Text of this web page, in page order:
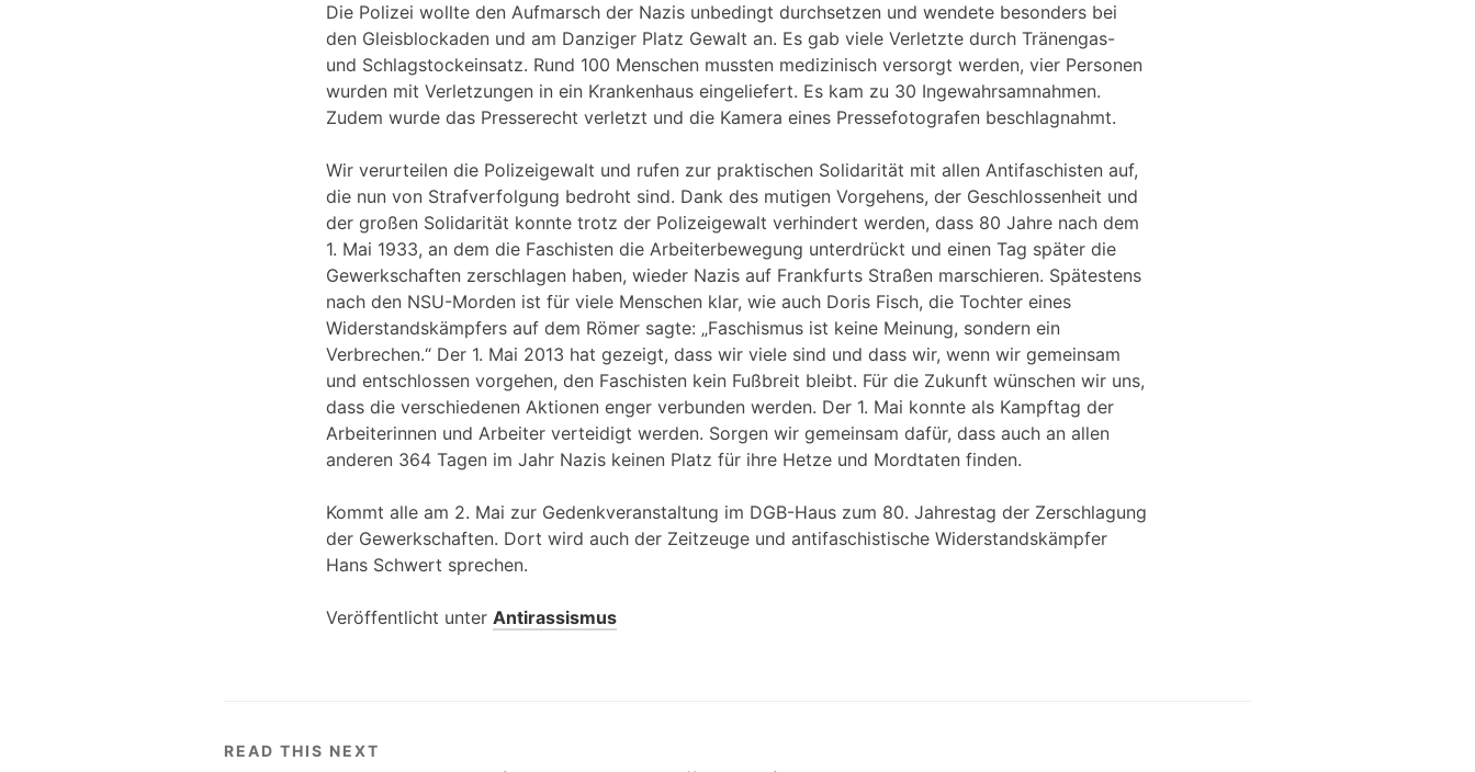
Die Polizei wollte den Aufmarsch der Nazis unbedingt durchsetzen und wendete besonders bei
den Gleisblockaden und am Danziger Platz Gewalt an. Es gab viele Verletzte durch Tränengas-
und Schlagstockeinsatz. Rund 100 Menschen mussten medizinisch versorgt werden, vier Personen
wurden mit Verletzungen in ein Krankenhaus eingeliefert. Es kam zu 30 Ingewahrsamnahmen.
Zudem wurde das Presserecht verletzt und die Kamera eines Pressefotografen beschlagnahmt.
Wir verurteilen die Polizeigewalt und rufen zur praktischen Solidarität mit allen Antifaschisten auf,
die nun von Strafverfolgung bedroht sind. Dank des mutigen Vorgehens, der Geschlossenheit und
der großen Solidarität konnte trotz der Polizeigewalt verhindert werden, dass 80 Jahre nach dem
1. Mai 1933, an dem die Faschisten die Arbeiterbewegung unterdrückt und einen Tag später die
Gewerkschaften zerschlagen haben, wieder Nazis auf Frankfurts Straßen marschieren. Spätestens
nach den NSU-Morden ist für viele Menschen klar, wie auch Doris Fisch, die Tochter eines
Widerstandskämpfers auf dem Römer sagte: „Faschismus ist keine Meinung, sondern ein
Verbrechen.“ Der 1. Mai 2013 hat gezeigt, dass wir viele sind und dass wir, wenn wir gemeinsam
und entschlossen vorgehen, den Faschisten kein Fußbreit bleibt. Für die Zukunft wünschen wir uns,
dass die verschiedenen Aktionen enger verbunden werden. Der 1. Mai konnte als Kampftag der
Arbeiterinnen und Arbeiter verteidigt werden. Sorgen wir gemeinsam dafür, dass auch an allen
anderen 364 Tagen im Jahr Nazis keinen Platz für ihre Hetze und Mordtaten finden.
Kommt alle am 2. Mai zur Gedenkveranstaltung im DGB-Haus zum 80. Jahrestag der Zerschlagung
der Gewerkschaften. Dort wird auch der Zeitzeuge und antifaschistische Widerstandskämpfer
Hans Schwert sprechen.
Veröffentlicht unterAntirassismus
READ THIS NEXT